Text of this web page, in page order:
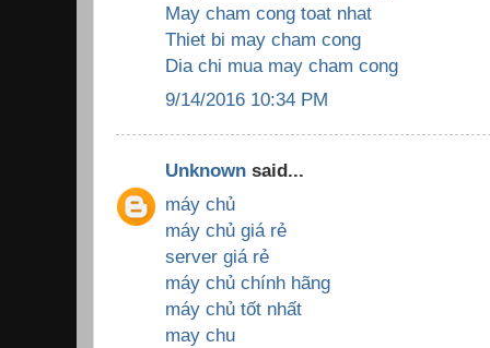
May cham cong toat nhat
Thiet bi may cham cong
Dia chi mua may cham cong
9/14/2016 10:34 PM
Unknown said...
máy chủ
máy chủ giá rẻ
server giá rẻ
máy chủ chính hãng
máy chủ tốt nhất
may chu